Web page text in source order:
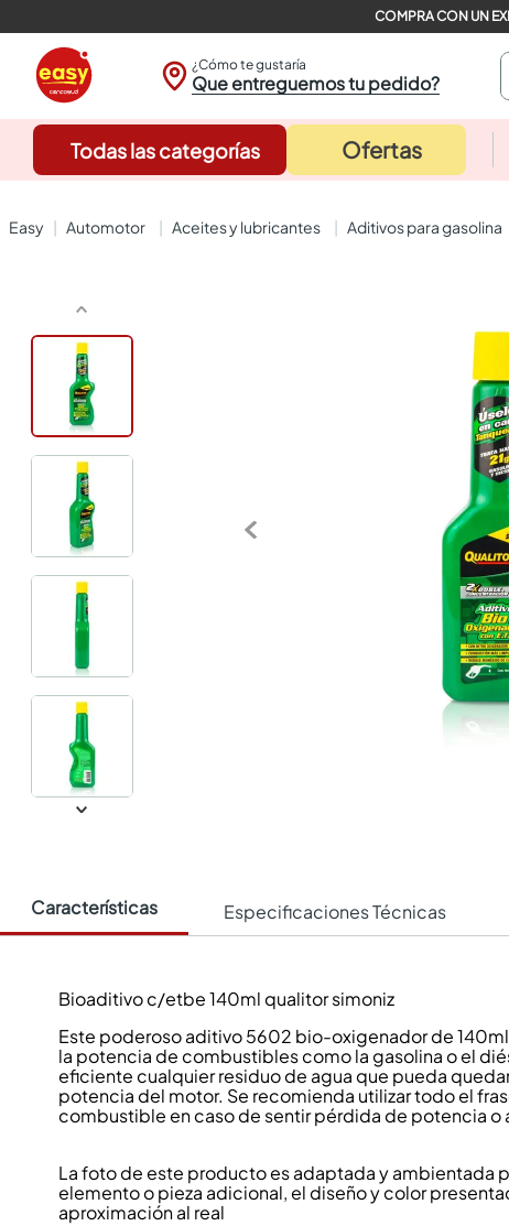
¿Cómo te gustaría
Que entreguemos tu pedido?
Todas las categorías Ofertas
automotor aceites y lubricantes aditivos para gasolina
Características Especificaciones Técnicas
Bioaditivo c/etbe 140ml qualitor simoniz
Este poderoso aditivo 5602 bio-oxigenador de
la potencia de combustibles como la gasolina o el
eficiente cualquier residuo de agua que pueda
potencia del motor. Se recomienda utilizar todo el
combustible en caso de sentir pérdida de potencia o
La foto de este producto es adaptada y ambientada
elemento o pieza adicional, el diseño y color
aproximación al real